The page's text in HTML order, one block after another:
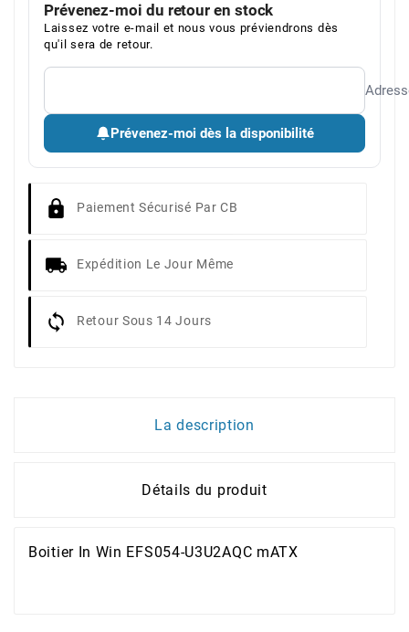
Prévenez-moi du retour en stock
Laissez votre e-mail et nous vous préviendrons dès
qu'il sera de retour.
Prévenez-moi dès la disponibilité
Paiement Sécurisé Par CB
Expédition Le Jour Même
Retour Sous 14 Jours
La description
Détails du produit
Boitier In Win EFS054-U3U2AQC mATX